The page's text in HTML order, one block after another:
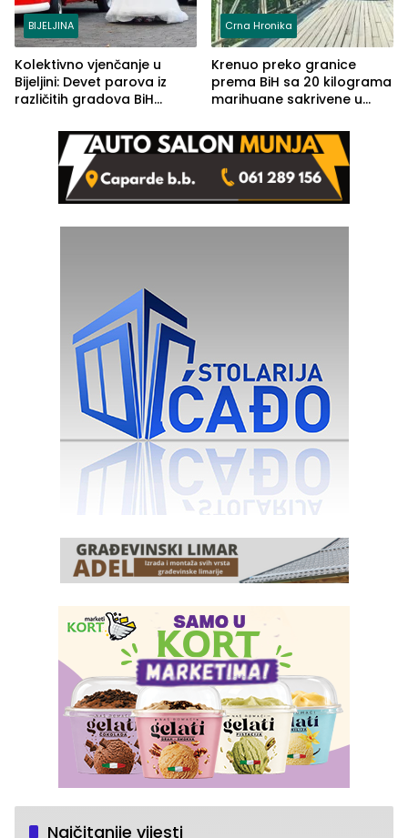
BIJELJINA
Kolektivno vjenčanje u
Bijeljini: Devet parova iz
različitih gradova BiH
Crna Hronika
Krenuo preko granice
prema BiH sa 20 kilograma
marihuane sakrivene u
Najčitanije vijesti